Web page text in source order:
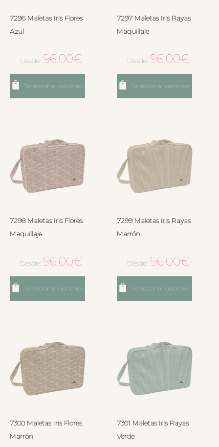
7296 Maletas Iris Flores
Azul
Desde: 96.00€
Seleccionar opciones
7297 Maletas Iris Rayas
Maquillaje
Desde: 96.00€
Seleccionar opciones
7298 Maletas Iris Flores
Maquillaje
Desde: 96.00€
Seleccionar opciones
7299 Maletas Iris Rayas
Marrón
Desde: 96.00€
Seleccionar opciones
7300 Maletas Iris Flores
Marrón
7301 Maletas Iris Rayas
Verde